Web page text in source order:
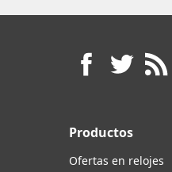
Facebook
Twitter
Productos
Ofertas en relojes